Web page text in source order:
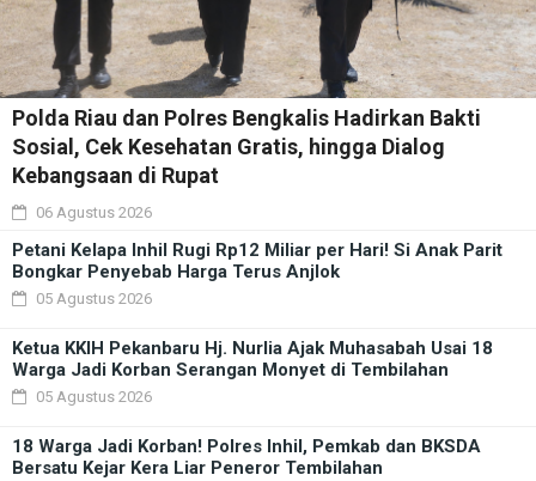
Polda Riau dan Polres Bengkalis Hadirkan Bakti
Sosial, Cek Kesehatan Gratis, hingga Dialog
Kebangsaan di Rupat
06 Agustus 2026
Petani Kelapa Inhil Rugi Rp12 Miliar per Hari! Si Anak Parit
Bongkar Penyebab Harga Terus Anjlok
05 Agustus 2026
Ketua KKIH Pekanbaru Hj. Nurlia Ajak Muhasabah Usai 18
Warga Jadi Korban Serangan Monyet di Tembilahan
05 Agustus 2026
18 Warga Jadi Korban! Polres Inhil, Pemkab dan BKSDA
Bersatu Kejar Kera Liar Peneror Tembilahan